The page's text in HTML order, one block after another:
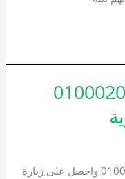
01000200658
مكافحة حشرات – اتصل على 01000200658 واحصل على زيارة